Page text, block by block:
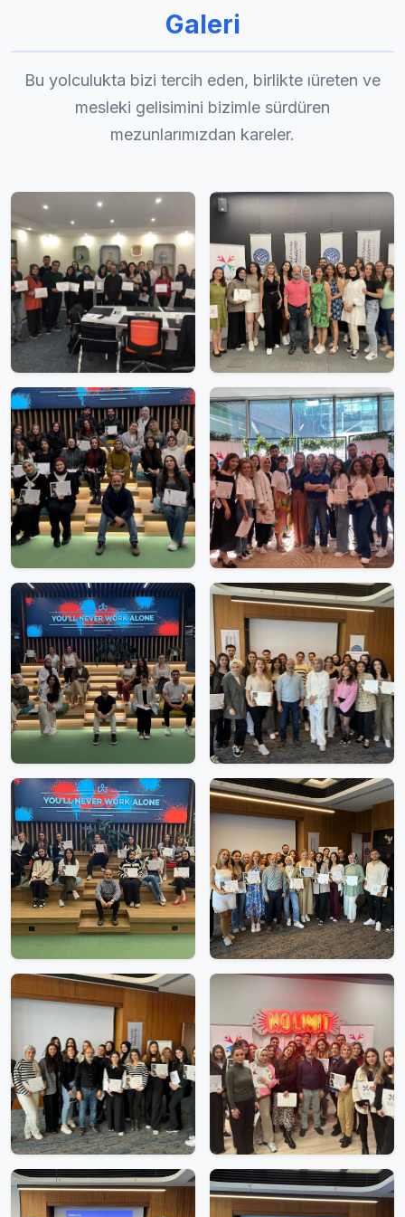
Galeri
Bu yolculukta bizi tercih eden, birlikte ıüreten ve
mesleki gelisimini bizimle sürdüren
mezunlarımızdan kareler.